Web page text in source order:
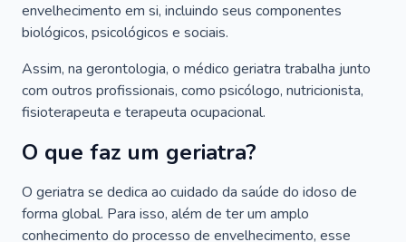
envelhecimento em si, incluindo seus componentes
biológicos, psicológicos e sociais.
Assim, na gerontologia, o médico geriatra trabalha junto
com outros profissionais, como psicólogo, nutricionista,
fisioterapeuta e terapeuta ocupacional.
O que faz um geriatra?
O geriatra se dedica ao cuidado da saúde do idoso de
forma global. Para isso, além de ter um amplo
conhecimento do processo de envelhecimento, esse